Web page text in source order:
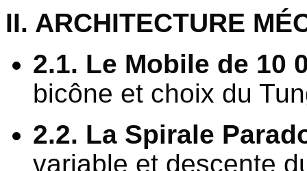
II. ARCHITECTURE
2.1. Le Mobile de 10
bicône et choix du
2.2. La Spirale
variable et descente